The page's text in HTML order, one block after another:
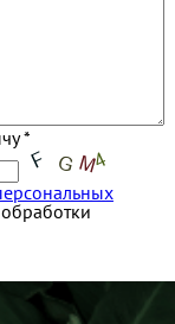
*